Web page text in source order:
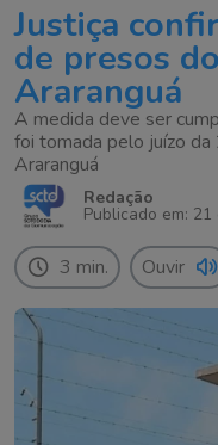
Justiça
de presos
Araranguá
A medida deve ser
foi tomada pelo juízo da
Araranguá
Redação
Publicado em:
3 min. Ouvir